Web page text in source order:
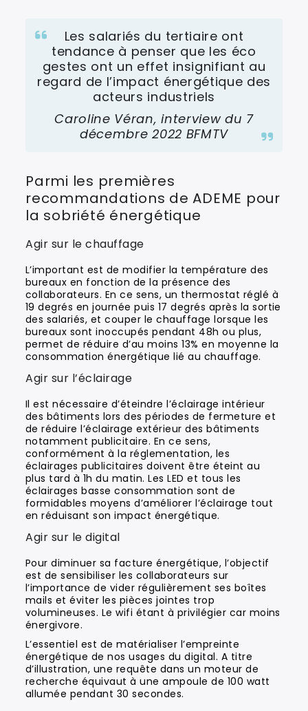
Les salariés du tertiaire ont
tendance à penser que les éco
gestes ont un effet insignifiant au
regard de l’impact énergétique des
acteurs industriels
Caroline Véran, interview du 7
décembre 2022 BFMTV
Parmi les premières
recommandations de ADEME pour
la sobriété énergétique
Agir sur le chauffage
L’important est de modifier la température des
bureaux en fonction de la présence des
collaborateurs. En ce sens, un thermostat réglé à
19 degrés en journée puis 17 degrés après la sortie
des salariés, et couper le chauffage lorsque les
bureaux sont inoccupés pendant 48h ou plus,
permet de réduire d’au moins 13% en moyenne la
consommation énergétique lié au chauffage.
Agir sur l’éclairage
Il est nécessaire d’éteindre l’éclairage intérieur
des bâtiments lors des périodes de fermeture et
de réduire l’éclairage extérieur des bâtiments
notamment publicitaire. En ce sens,
conformément à la réglementation, les
éclairages publicitaires doivent être éteint au
plus tard à 1h du matin. Les LED et tous les
éclairages basse consommation sont de
formidables moyens d’améliorer l’éclairage tout
en réduisant son impact énergétique.
Agir sur le digital
Pour diminuer sa facture énergétique, l’objectif
est de sensibiliser les collaborateurs sur
l’importance de vider régulièrement ses boîtes
mails et éviter les pièces jointes trop
volumineuses. Le wifi étant à privilégier car moins
énergivore.
L’essentiel est de matérialiser l’empreinte
énergétique de nos usages du digital. A titre
d’illustration, une requête dans un moteur de
recherche équivaut à une ampoule de 100 watt
allumée pendant 30 secondes.